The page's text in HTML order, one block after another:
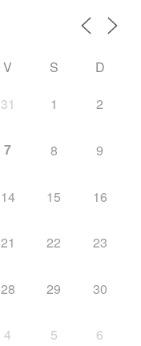
V S D
31 1 2
7 8 9
14 15 16
21 22 23
28 29 30
4 5 6